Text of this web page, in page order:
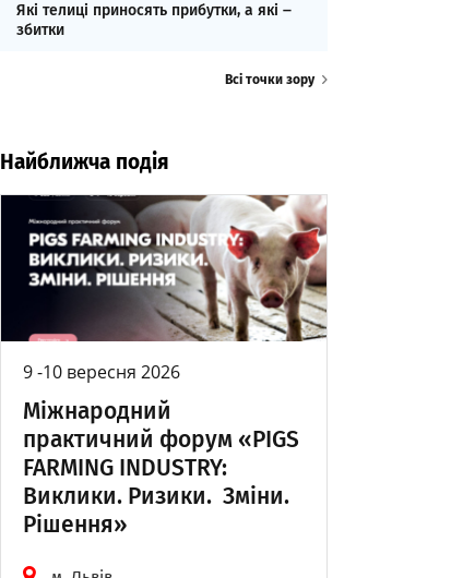
Які телиці приносять прибутки, а які ‒
збитки
Всі точки зору
Найближча подія
9 -10 вересня 2026
Міжнародний
практичний форум «PIGS
FARMING INDUSTRY:
Виклики. Ризики. Зміни.
Рішення»